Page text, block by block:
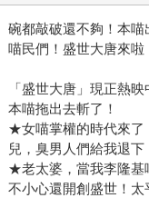
碗都敲破還不夠！本喵
喵民們！盛世大唐來啦
「盛世大唐」現正熱
本喵拖出去斬了！
★女喵掌權的時代來了
兒，臭男人們給我退下
★老太婆，當我李隆基
不小心還開創盛世！太